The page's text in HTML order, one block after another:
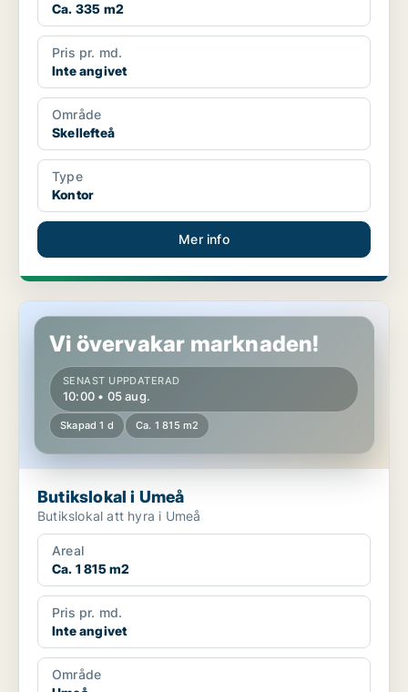
Ca. 335 m2
Pris pr. md.
Inte angivet
Område
Skellefteå
Type
Kontor
Mer info
Butikslokal i Umeå
Vi övervakar marknaden!
SENAST UPPDATERAD
10:00 • 05 aug.
Skapad 1 d Ca. 1 815 m2
Butikslokal i Umeå
Butikslokal att hyra i Umeå
Areal
Ca. 1 815 m2
Pris pr. md.
Inte angivet
Område